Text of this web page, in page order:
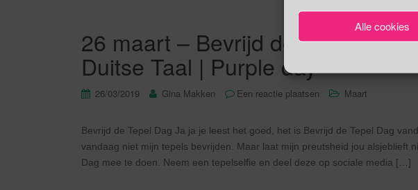
Alle cookies
26 maart – Bevrijd de Tepel Dag
Duitse Taal | Purple day
26/03/2019 Gina Makken Een reactie plaatsen Maart
Bevrijd de Tepel Dag Ja ja je leest het goed, het is Bevrijd de Tepel Dag
vandaag niet mijn tepels bevrijden. Maar laat mijn preutsheid jou alsjeblieft
Dag mee te doen. Neem een tepelselfie en deel deze op sociale media […]